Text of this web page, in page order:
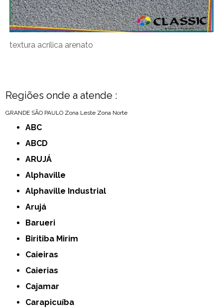
textura acrílica arenato
Regiões onde a atende :
GRANDE SÃO PAULO Zona Leste Zona Norte
ABC
ABCD
ARUJÁ
Alphaville
Alphaville Industrial
Arujá
Barueri
Biritiba Mirim
Caieiras
Caierias
Cajamar
Carapicuíba